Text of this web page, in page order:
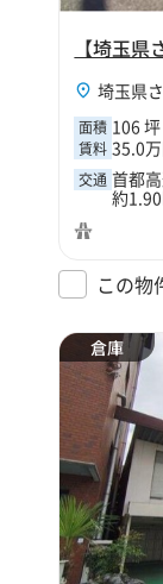
埼玉県
面積 106 坪
賃料 35.0
交通 首都
約
この物
倉庫